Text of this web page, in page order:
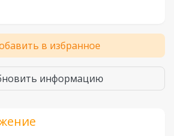
в избранное
информацию